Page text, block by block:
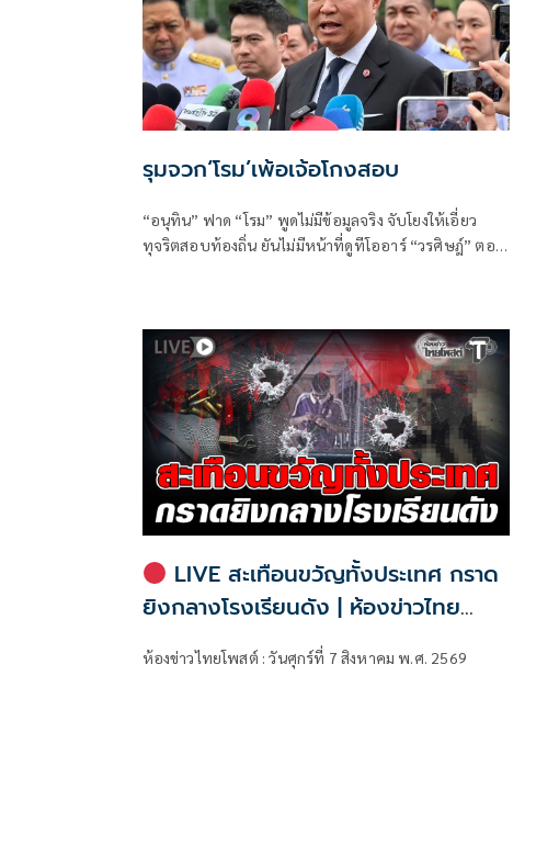
รุมจวก‘โรม’เพ้อเจ้อโกงสอบ
“อนุทิน” ฟาด “โรม” พูดไม่มีข้อมูลจริง จับโยงให้เอี่ยว
ทุจริตสอบท้องถิ่น ยันไม่มีหน้าที่ดูทีโออาร์ “วรศิษฎ์” ตอก
LIVE สะเทือนขวัญทั้งประเทศ กราด
ยิงกลางโรงเรียนดัง | ห้องข่าวไทย
ห้องข่าวไทยโพสต์ : วันศุกร์ที่ 7 สิงหาคม พ.ศ. 2569